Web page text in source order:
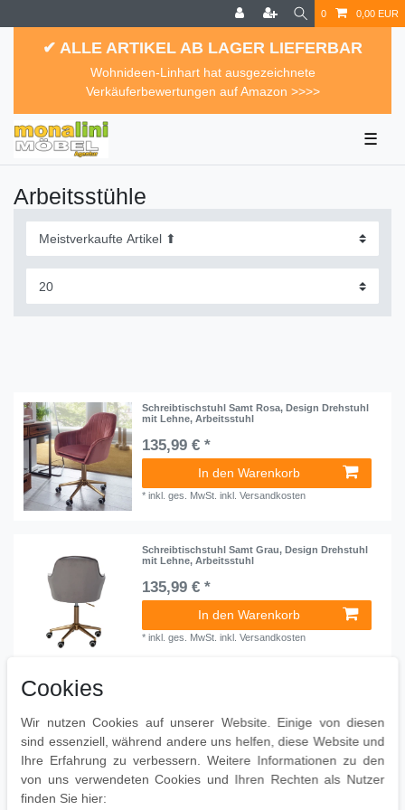
0 0,00 EUR
✔ ALLE ARTIKEL AB LAGER LIEFERBAR
Wohnideen-Linhart hat ausgezeichnete
Verkäuferbewertungen auf Amazon >>>>
☰
Arbeitsstühle
Schreibtischstuhl Samt Rosa, Design Drehstuhl
mit Lehne, Arbeitsstuhl
135,99 € *
In den Warenkorb
*inkl. ges. MwSt. inkl.Versandkosten
Schreibtischstuhl Samt Grau, Design Drehstuhl
mit Lehne, Arbeitsstuhl
135,99 € *
In den Warenkorb
*inkl. ges. MwSt. inkl.Versandkosten
117,99 € *
In den Warenkorb
* inkl. ges. MwSt.inkl.Versandkosten
Cookies
Wir nutzen Cookies auf unserer Website. Einige von diesen
sind essenziell, während andere uns helfen, diese Website und
Ihre Erfahrung zu verbessern. Weitere Informationen zu den
von uns verwendeten Cookies und Ihren Rechten als Nutzer
finden Sie hier: